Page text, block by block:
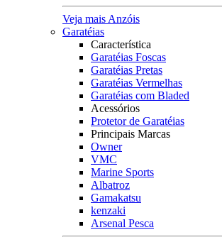
Veja mais Anzóis
Garatéias
Característica
Garatéias Foscas
Garatéias Pretas
Garatéias Vermelhas
Garatéias com Bladed
Acessórios
Protetor de Garatéias
Principais Marcas
Owner
VMC
Marine Sports
Albatroz
Gamakatsu
kenzaki
Arsenal Pesca